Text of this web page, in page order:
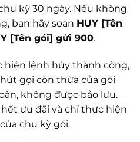
kỳ 30 ngày. Nếu không
bạn hãy soạn HUY [Tên
[Tên gói] gửi 900.
hiện lệnh hủy thành công,
gọi còn thừa của gói
không được bảo lưu.
ưu đãi và chỉ thực hiện
chu kỳ gói.